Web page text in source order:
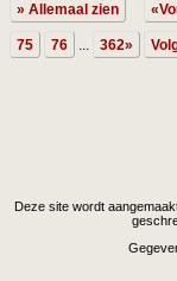
» Allemaal zien
75 76 ... 362»
Deze site wordt